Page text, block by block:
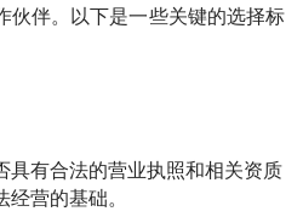
伙伴。以下是一些关键的选择标
具有合法的营业执照和相关资质
营的基础。